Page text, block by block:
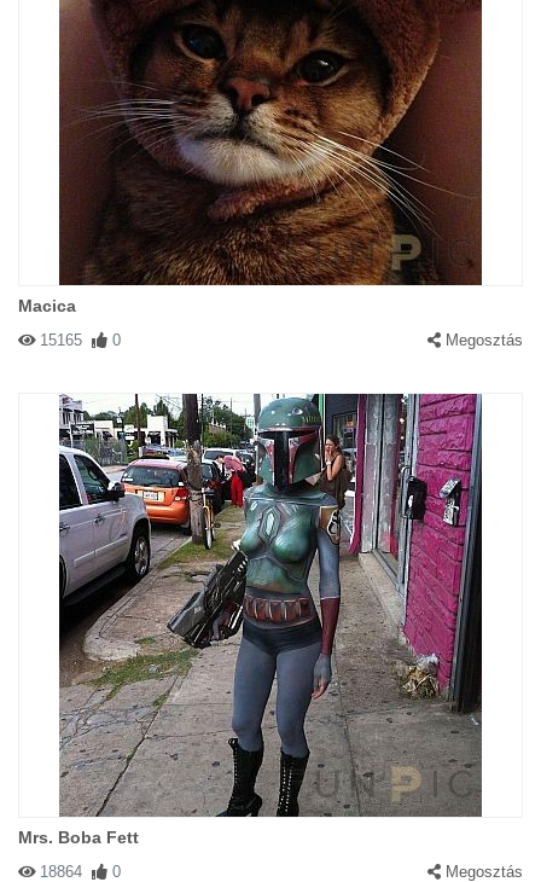
Macica
15165 0 Megosztás
Mrs. Boba Fett
18864 0 Megosztás